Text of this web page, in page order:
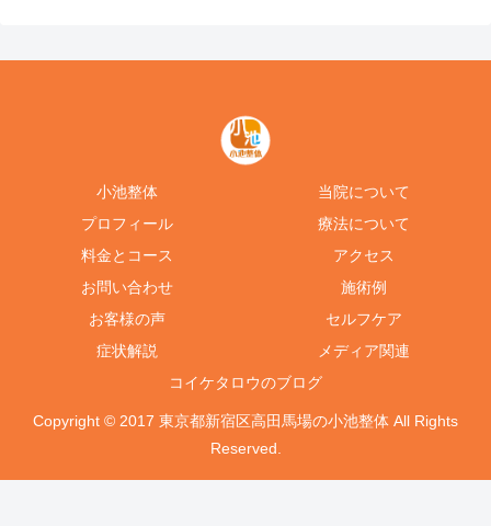
小池整体
当院について
プロフィール
療法について
料金とコース
アクセス
お問い合わせ
施術例
お客様の声
セルフケア
症状解説
メディア関連
コイケタロウのブログ
Copyright © 2017 東京都新宿区高田馬場の小池整体 All Rights
Reserved.